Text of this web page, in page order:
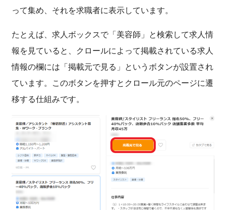
って集め、それを求職者に表示しています。
たとえば、求人ボックスで「美容師」と検索して求人情
報を見ていると、クロールによって掲載されている求人
情報の欄には「掲載元で見る」というボタンが設置され
ています。このボタンを押すとクロール元のページに遷
移する仕組みです。